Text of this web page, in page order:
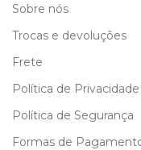
Sobre nós
Trocas e devoluções
Frete
Política de Privacidade
Política de Segurança
Formas de